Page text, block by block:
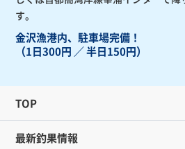
す。
金沢漁港内、駐車場完備！
（1日300円 ／ 半日150円）
TOP
最新釣果情報